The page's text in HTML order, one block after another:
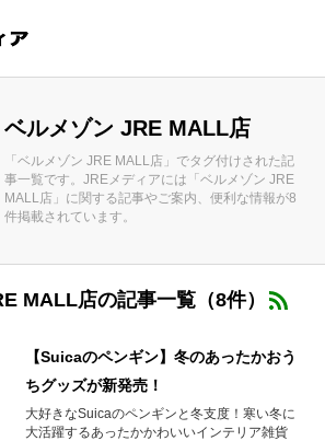
ベルメゾン JRE MALL店
「ベルメゾン JRE MALL店」でタグ付けされた記
事一覧です。JREメディアには「ベルメゾン JRE
MALL店」に関する記事やご案内、便利な情報が8
件掲載されています。
MALL店の記事一覧（8件）
【Suicaのペンギン】冬のあったかおう
ちグッズが新発売！
大好きなSuicaのペンギンと冬支度！寒い冬に
大活躍するあったかかわいいインテリア雑貨